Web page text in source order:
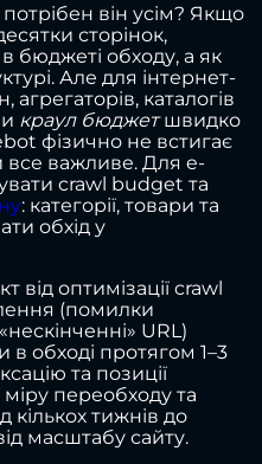
він усім? Якщо
сторінок,
бюджеті обходу, а як
Але для інтернет-
агрегаторів, каталогів
краул бюджетшвидко
фізично не встигає
все важливе. Для e-
crawl budget та
: категорії, товари та
обхід у
оптимізації crawl
(помилки
URL)
в обході протягом 1–3
та позиції
переобходу та
кількох тижнів до
масштабу сайту.